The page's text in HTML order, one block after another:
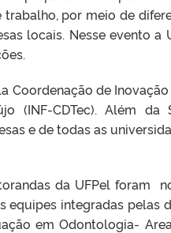
por meio de
locais. Nesse evento a
Coordenação de
(INF-CDTec). Além
e de todas as
da UFPel foram
equipes integradas pelas
em Odontologia-